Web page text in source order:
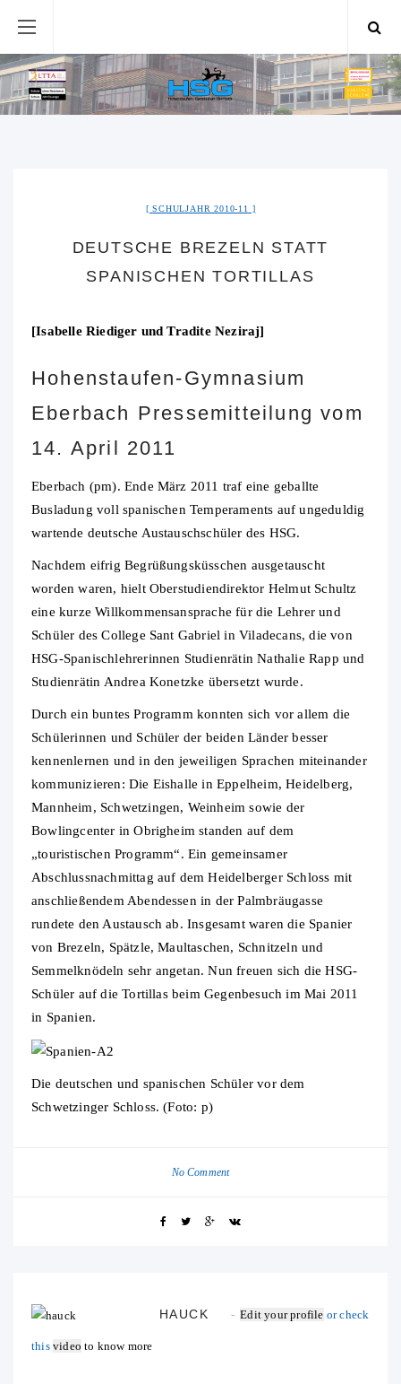
SCHULJAHR 2010-11
DEUTSCHE BREZELN STATT
SPANISCHEN TORTILLAS
[Isabelle Riediger und Tradite Neziraj]
Hohenstaufen-Gymnasium
Eberbach Pressemitteilung vom
14. April 2011
Eberbach (pm). Ende März 2011 traf eine geballte
Busladung voll spanischen Temperaments auf ungeduldig
wartende deutsche Austauschschüler des HSG.
Nachdem eifrig Begrüßungsküsschen ausgetauscht
worden waren, hielt Oberstudiendirektor Helmut Schultz
eine kurze Willkommensansprache für die Lehrer und
Schüler des College Sant Gabriel in Viladecans, die von
HSG-Spanischlehrerinnen Studienrätin Nathalie Rapp und
Studienrätin Andrea Konetzke übersetzt wurde.
Durch ein buntes Programm konnten sich vor allem die
Schülerinnen und Schüler der beiden Länder besser
kennenlernen und in den jeweiligen Sprachen miteinander
kommunizieren: Die Eishalle in Eppelheim, Heidelberg,
Mannheim, Schwetzingen, Weinheim sowie der
Bowlingcenter in Obrigheim standen auf dem
„touristischen Programm“. Ein gemeinsamer
Abschlussnachmittag auf dem Heidelberger Schloss mit
anschließendem Abendessen in der Palmbräugasse
rundete den Austausch ab. Insgesamt waren die Spanier
von Brezeln, Spätzle, Maultaschen, Schnitzeln und
Semmelknödeln sehr angetan. Nun freuen sich die HSG-
Schüler auf die Tortillas beim Gegenbesuch im Mai 2011
in Spanien.
Die deutschen und spanischen Schüler vor dem
Schwetzinger Schloss. (Foto: p)
No Comment
HAUCK Edit your profile or check
this video to know more